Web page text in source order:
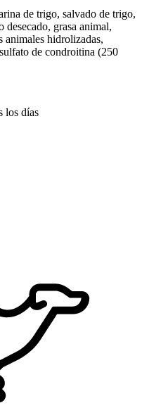
de trigo, salvado de trigo,
desecado, grasa animal,
animales hidrolizadas,
de condroitina (250
los días